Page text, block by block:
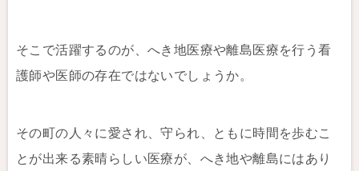
そこで活躍するのが、へき地医療や離島医療を行う看
護師や医師の存在ではないでしょうか。
その町の人々に愛され、守られ、ともに時間を歩むこ
とが出来る素晴らしい医療が、へき地や離島にはあり